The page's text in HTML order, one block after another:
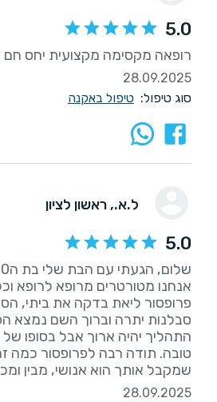
5.0
רופאה מקסימה מקצועית יחס חם
28.09.2025
סוג טיפול: טיפול באקנה
ל.א., ראשון לציון
5.0
אנחנו מטורטרים מרופא לרופא
פרופסור ליאת בדקה את ביתי,
סבלנות יתרה וברוך השם נמצא
התהליך יהיה ארוך אבל בסופו
טובה. תודה רבה לפרופסור כמה
שמקבל אותך הוא אנושי, מבין
28.09.2025